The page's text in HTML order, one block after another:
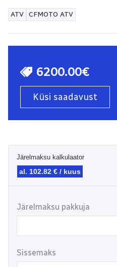
ATV CFMOTO ATV
6200.00€
Küsi saadavust
Järelmaksu kalkulaator
al. 102.82 € / kuus
Järelmaksu pakkuja
Sissemaks